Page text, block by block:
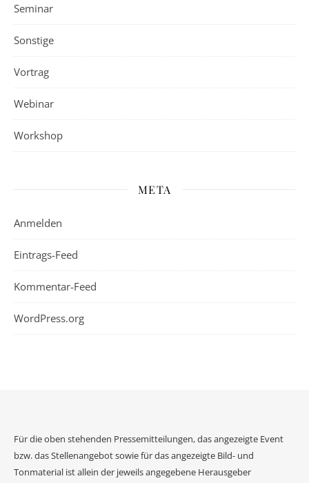
Seminar
Sonstige
Vortrag
Webinar
Workshop
META
Anmelden
Eintrags-Feed
Kommentar-Feed
WordPress.org
Für die oben stehenden Pressemitteilungen, das angezeigte Event
bzw. das Stellenangebot sowie für das angezeigte Bild- und
Tonmaterial ist allein der jeweils angegebene Herausgeber